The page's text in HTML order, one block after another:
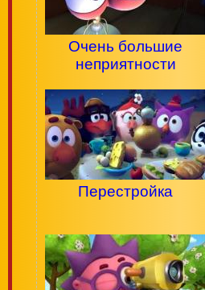
Очень большие
неприятности
Перестройка